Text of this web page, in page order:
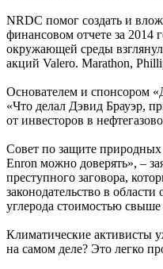
NRDC помог создать и
финансовом отчете за
окружающей среды
акций Valero. Marathon,
Основателем и спонсором
«Что делал Дэвид Брауэр,
от инвесторов в
Совет по защите природных
Enron можно доверять», –
преступного заговора,
законодательство в
углерода стоимостью
Климатические активисты
на самом деле? Это легко